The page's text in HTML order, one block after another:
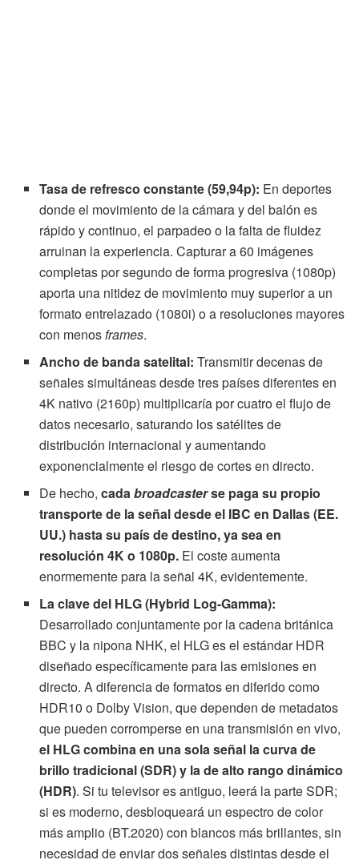
Tasa de refresco constante (59,94p): En deportes
donde el movimiento de la cámara y del balón es
rápido y continuo, el parpadeo o la falta de fluidez
arruinan la experiencia. Capturar a 60 imágenes
completas por segundo de forma progresiva (1080p)
aporta una nitidez de movimiento muy superior a un
formato entrelazado (1080i) o a resoluciones mayores
con menosframes.
Ancho de banda satelital: Transmitir decenas de
señales simultáneas desde tres países diferentes en
4K nativo (2160p) multiplicaría por cuatro el flujo de
datos necesario, saturando los satélites de
distribución internacional y aumentando
exponencialmente el riesgo de cortes en directo.
De hecho,cadabroadcasterse paga su propio
transporte de la señal desde el IBC en Dallas (EE.
UU.) hasta su país de destino, ya sea en
resolución 4K o 1080p. El coste aumenta
enormemente para la señal 4K, evidentemente.
La clave del HLG (Hybrid Log-Gamma):
Desarrollado conjuntamente por la cadena británica
BBC y la nipona NHK, el HLG es el estándar HDR
diseñado específicamente para las emisiones en
directo. A diferencia de formatos en diferido como
HDR10 o Dolby Vision, que dependen de metadatos
que pueden corromperse en una transmisión en vivo,
el HLG combina en una sola señal la curva de
brillo tradicional (SDR) y la de alto rango dinámico
(HDR). Si tu televisor es antiguo, leerá la parte SDR;
si es moderno, desbloqueará un espectro de color
más amplio (BT.2020) con blancos más brillantes, sin
necesidad de enviar dos señales distintas desde el